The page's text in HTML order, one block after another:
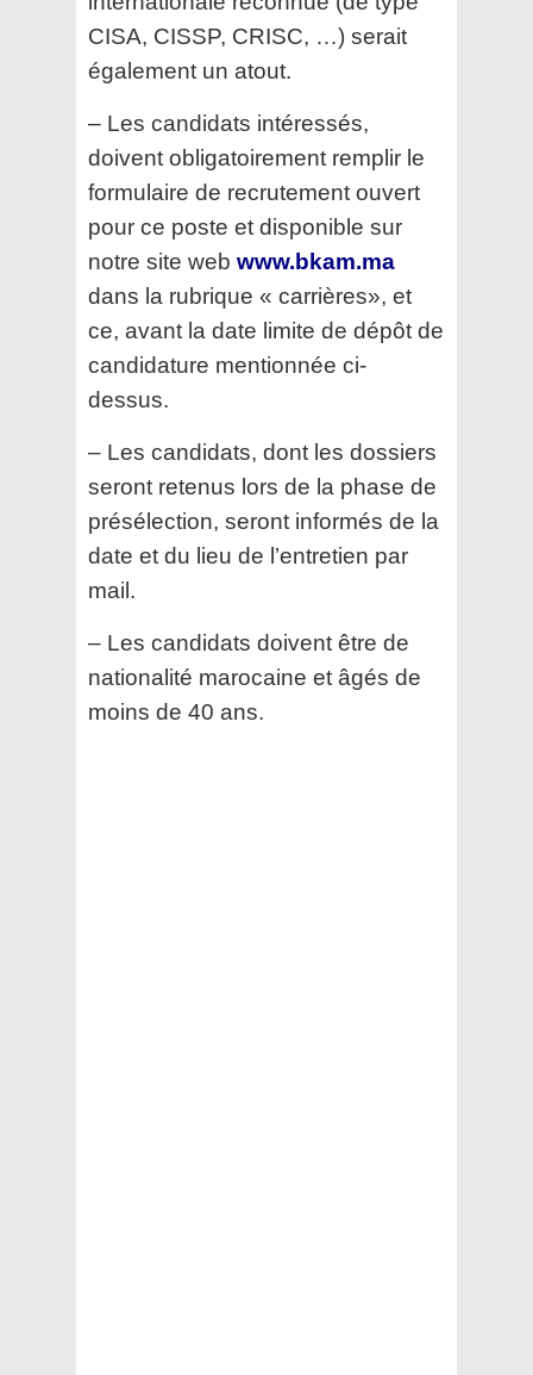
CISA, CISSP, CRISC, …) serait
également un atout.
– Les candidats intéressés,
doivent obligatoirement remplir le
formulaire de recrutement ouvert
pour ce poste et disponible sur
notre site web www.bkam.ma
dans la rubrique « carrières», et
ce, avant la date limite de dépôt de
candidature mentionnée ci-
dessus.
– Les candidats, dont les dossiers
seront retenus lors de la phase de
présélection, seront informés de la
date et du lieu de l’entretien par
mail.
– Les candidats doivent être de
nationalité marocaine et âgés de
moins de 40 ans.